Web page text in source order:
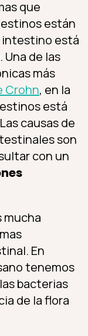
que
están
intestino está
de las
más
Crohn, en la
está
causas de
son
con un
mucha
En
tenemos
bacterias
de la flora